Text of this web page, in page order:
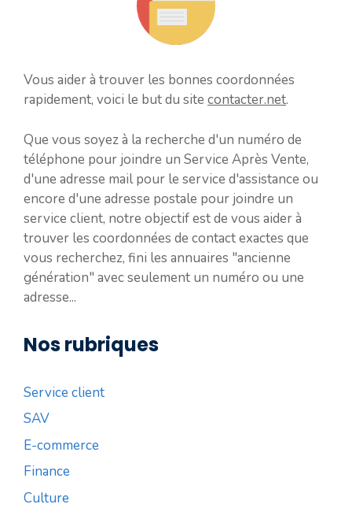
Vous aider à trouver les bonnes coordonnées
rapidement, voici le but du site contacter.net.
Que vous soyez à la recherche d'un numéro de
téléphone pour joindre un Service Après Vente,
d'une adresse mail pour le service d'assistance ou
encore d'une adresse postale pour joindre un
service client, notre objectif est de vous aider à
trouver les coordonnées de contact exactes que
vous recherchez, fini les annuaires "ancienne
génération" avec seulement un numéro ou une
adresse...
Nos rubriques
Service client
SAV
E-commerce
Finance
Culture